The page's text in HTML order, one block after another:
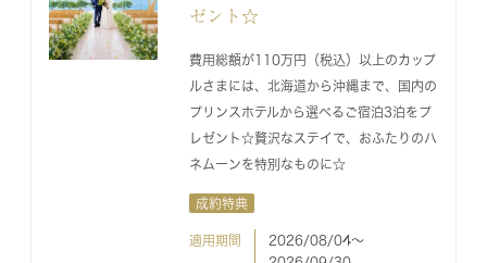
ゼント☆
費用総額が110万円（税込）以上のカップ
ルさまには、北海道から沖縄まで、国内の
プリンスホテルから選べるご宿泊3泊をプ
レゼント☆贅沢なステイで、おふたりのハ
ネムーンを特別なものに☆
成約特典
適用期間
2026/08/04〜